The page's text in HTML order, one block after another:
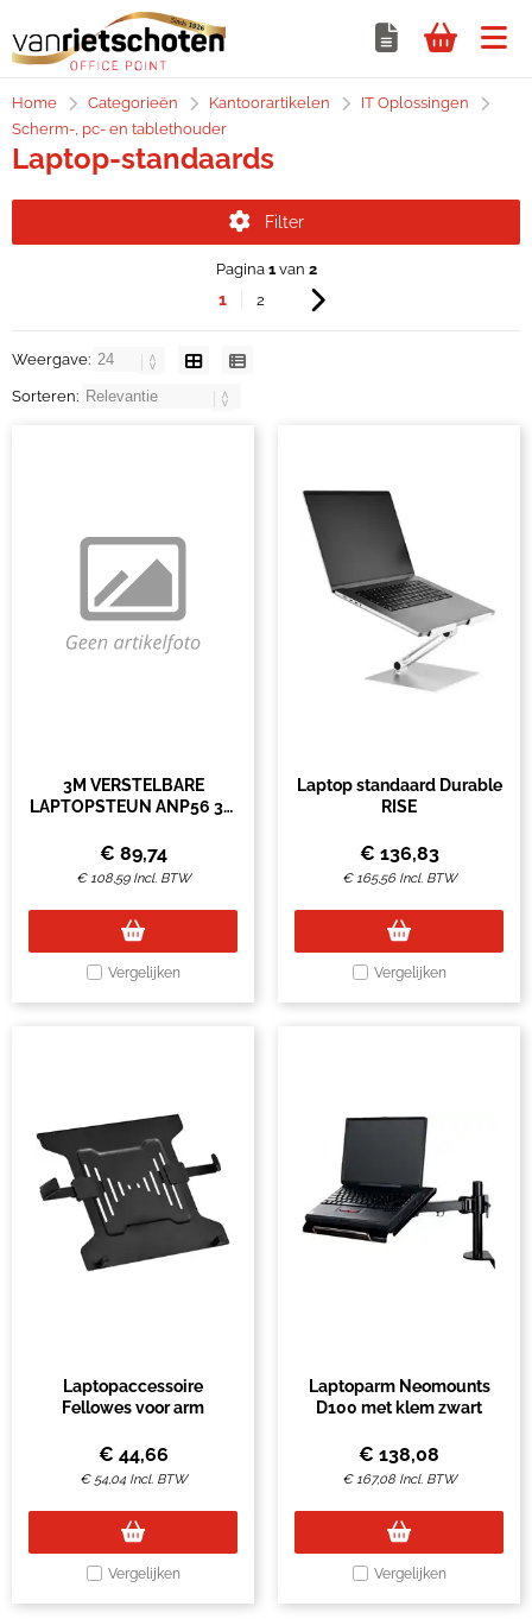
Home Categorieën Kantoorartikelen
IT Oplossingen
Scherm-, pc- en tablethouder
Laptop-standaards
Filter
Pagina 1van 2
1 2
Weergave:
Sorteren:
3M VERSTELBARE
LAPTOPSTEUN ANP56 3M
LAPTOPSTEUN ANP56
€ 89,74
€108,59 Incl. BTW
Vergelijken
Laptop standaard Durable
RISE
€ 136,83
€165,56 Incl. BTW
Vergelijken
Laptopaccessoire
Fellowes voor arm
€ 44,66
€ 54,04 Incl. BTW
Vergelijken
Laptoparm Neomounts
D100 met klem zwart
€ 138,08
€167,08 Incl. BTW
Vergelijken